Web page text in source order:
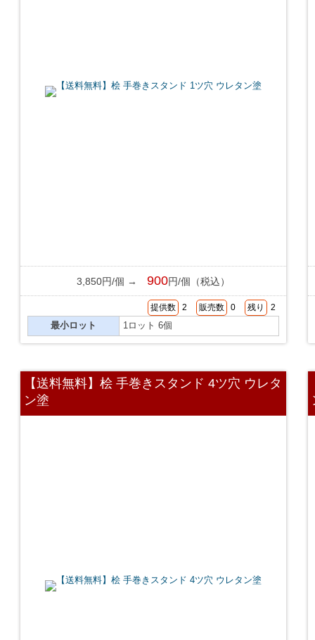
3,850円/個 → 900円/個（税込）
提供数 2 販売数 0 残り 2
最小ロット 1ロット 6個
【送料無料】桧 手巻きスタンド 4ツ穴 ウレタ
ン塗